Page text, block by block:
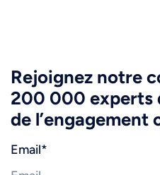
Rejoignez notre
200 000 experts
de l’engagement
Email*